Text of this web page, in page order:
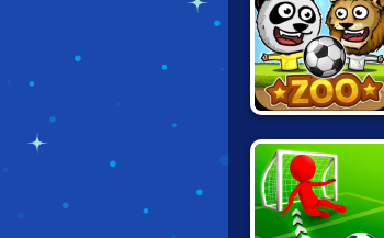
ZOO